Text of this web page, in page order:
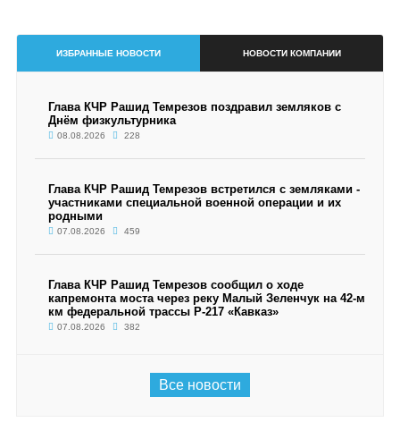
ИЗБРАННЫЕ НОВОСТИ НОВОСТИ КОМПАНИИ
Глава КЧР Рашид Темрезов поздравил земляков с
Днём физкультурника
08.08.2026 228
Глава КЧР Рашид Темрезов встретился с земляками -
участниками специальной военной операции и их
родными
07.08.2026 459
Глава КЧР Рашид Темрезов сообщил о ходе
капремонта моста через реку Малый Зеленчук на 42-м
км федеральной трассы Р-217 «Кавказ»
07.08.2026 382
Все новости